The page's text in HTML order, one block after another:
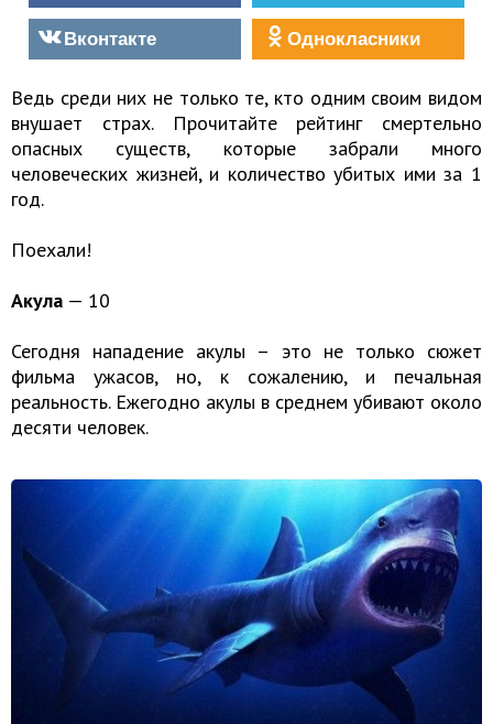
Вконтакте
Однокласники
Ведь среди них не только те, кто одним своим видом
внушает страх. Прочитайте рейтинг смертельно
опасных существ, которые забрали много
человеческих жизней, и количество убитых ими за 1
год.
Поехали!
Акула — 10
Сегодня нападение акулы – это не только сюжет
фильма ужасов, но, к сожалению, и печальная
реальность. Ежегодно акулы в среднем убивают около
десяти человек.